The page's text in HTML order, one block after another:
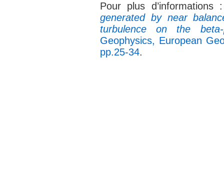
Pour plus
generated by near
turbulence on the beta-
Geophysics, European
pp.25-34.